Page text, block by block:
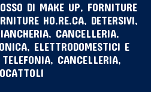
DI MAKE UP, FORNITURE
HO.RE.CA, DETERSIVI,
CANCELLERIA,
ELETTRODOMESTICI E
CANCELLERIA,